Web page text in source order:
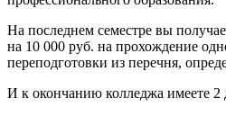
На последнем семестре вы
на 10 000 руб. на прохождение
переподготовки из перечня,
И к окончанию колледжа имеете 2